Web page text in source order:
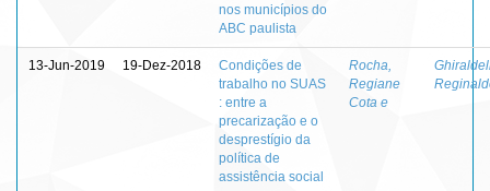
nos municípios do
ABC paulista
13-Jun-2019 19-Dez-2018
Condições de
trabalho no SUAS
: entre a
precarização e o
desprestígio da
política de
assistência social
Rocha,
Regiane
Cota e